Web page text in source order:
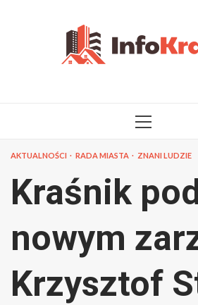
PRIMARY
AKTUALNOŚCI RADA MIASTA ZNANI LUDZIE
Kraśnik
nowym
Krzysztof